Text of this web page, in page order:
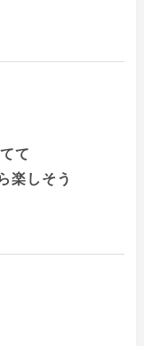
て
楽しそう